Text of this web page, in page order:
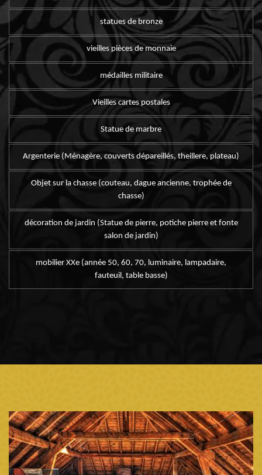
statues de bronze
vieilles pièces de monnaie
médailles militaire
Vieilles cartes postales
Statue de marbre
Argenterie (Ménagère, couverts dépareillés, theillere, plateau)
Objet sur la chasse (couteau, dague ancienne, trophée de
chasse)
décoration de jardin (Statue de pierre, potiche pierre et fonte
salon de jardin)
mobilier XXe (année 50, 60, 70, luminaire, lampadaire,
fauteuil, table basse)